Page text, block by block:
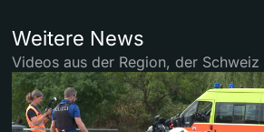
Weitere News
Videos aus der Region, der